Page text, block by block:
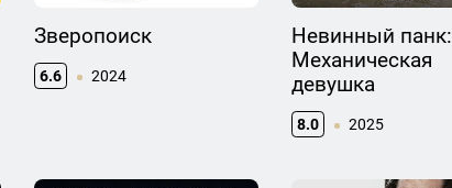
Зверопоиск
6.6 2024
Невинный панк:
Механическая
девушка
8.0 2025